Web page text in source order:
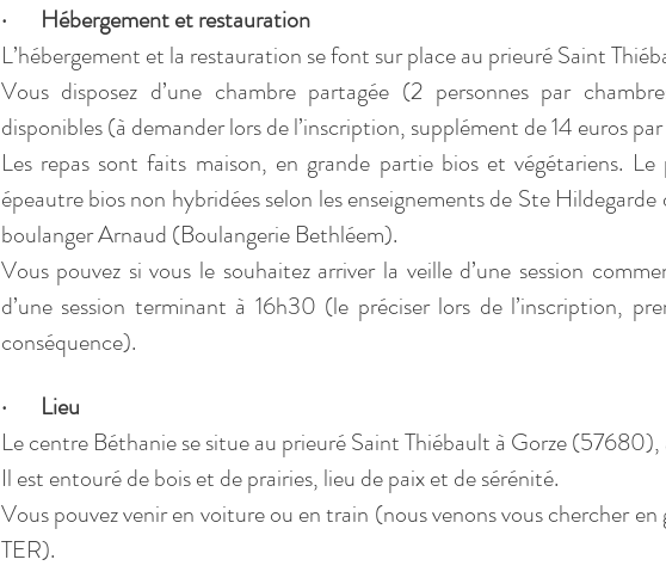
·       Hébergement et restauration
L’hébergement et la restauration se font sur place au prieuré Saint
Vous disposez d’une chambre partagée (2 personnes par
disponibles (à demander lors de l’inscription, supplément de 14 euros
Les repas sont faits maison, en grande partie bios et végétariens.
épeautre bios non hybridées selon les enseignements de Ste
boulanger Arnaud (Boulangerie Bethléem).
Vous pouvez si vous le souhaitez arriver la veille d’une session
d’une session terminant à 16h30 (le préciser lors de l’inscription,
conséquence).
·       Lieu
Le centre Béthanie se situe au prieuré Saint Thiébault à Gorze
Il est entouré de bois et de prairies, lieu de paix et de sérénité.
Vous pouvez venir en voiture ou en train (nous venons vous chercher
TER).